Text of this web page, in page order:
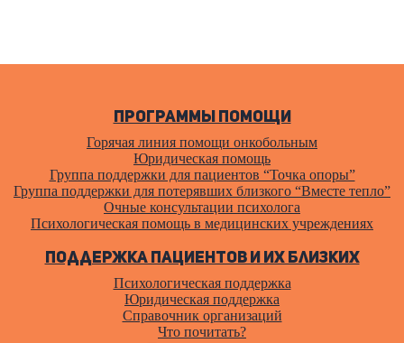
Программы помощи
Горячая линия помощи онкобольным
Юридическая помощь
Группа поддержки для пациентов “Точка опоры”
Группа поддержки для потерявших близкого “Вместе тепло”
Очные консультации психолога
Психологическая помощь в медицинских учреждениях
Поддержка пациентов и их близких
Психологическая поддержка
Юридическая поддержка
Справочник организаций
Что почитать?